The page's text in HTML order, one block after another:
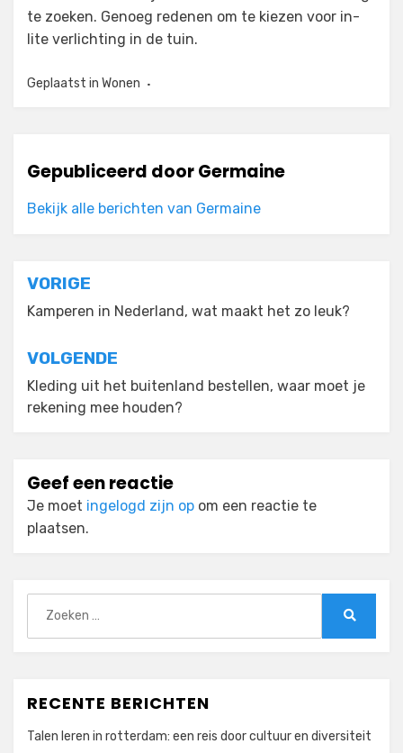
te zoeken. Genoeg redenen om te kiezen voor in-
lite verlichting in de tuin.
Geplaatst in Wonen
Gepubliceerd doorGermaine
Bekijk alle berichten van Germaine
Bericht
navigatie
VORIGE
Kamperen in Nederland, wat maakt het zo leuk?
VOLGENDE
Kleding uit het buitenland bestellen, waar moet je
rekening mee houden?
Geef een reactie
Je moet ingelogd zijn op om een reactie te
plaatsen.
naar:
RECENTE BERICHTEN
Talen leren in rotterdam: een reis door cultuur en diversiteit